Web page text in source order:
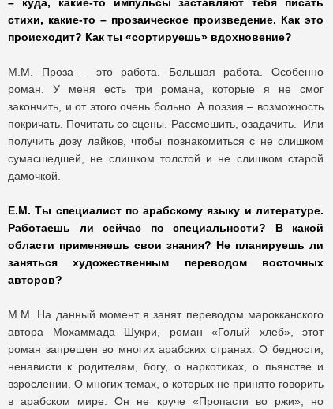
стихи, какие-то – прозаическое произведение. Как это
происходит? Как ты «сортируешь» вдохновение?
М.М. Проза – это работа. Большая работа. Особенно
роман. У меня есть три романа, которые я не смог
закончить, и от этого очень больно. А поэзия – возможность
покричать. Почитать со сцены. Рассмешить, озадачить. Или
получить дозу лайков, чтобы познакомиться с не слишком
сумасшедшей, не слишком толстой и не слишком старой
дамочкой.
Е.М. Ты специалист по арабскому языку и литературе.
Работаешь ли сейчас по специальности? В какой
области применяешь свои знания? Не планируешь ли
заняться художественным переводом восточных
авторов?
М.М. На данный момент я занят переводом марокканского
автора Мохаммада Шукри, роман «Голый хлеб», этот
роман запрещен во многих арабских странах. О бедности,
ненависти к родителям, богу, о наркотиках, о пьянстве и
взрослении. О многих темах, о которых не принято говорить
в арабском мире. Он не круче «Пропасти во ржи», но